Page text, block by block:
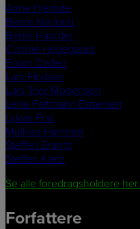
Anne Hjernøe
Bente Klarlund
Bertel Haarder
Connie Hedegaard
Erkan Özden
Lars Findsen
Lars Trier Mogensen
Lene Feltmann Espersen
Lykke Friis
Mathias Hammer
Steffen Brandt
Steffen Kretz
Se alle foredragsholdere her.
Forfattere